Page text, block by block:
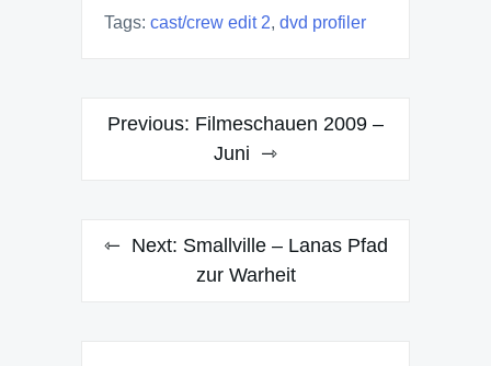
Tags: cast/crew edit 2, dvd profiler
Post
Previous: Filmeschauen 2009 –
Juni
Next: Smallville – Lanas Pfad
zur Warheit